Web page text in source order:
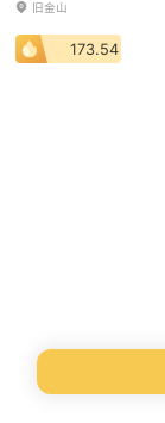
旧金山
173.54